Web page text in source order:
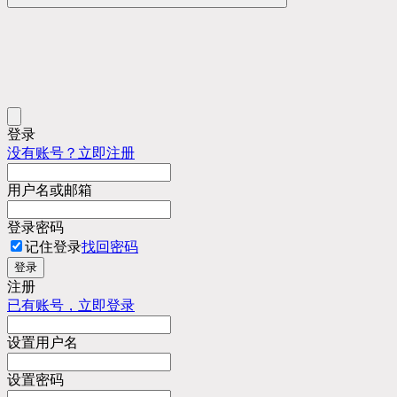
登录
没有账号？立即注册
用户名或邮箱
登录密码
记住登录找回密码
登录
注册
已有账号，立即登录
设置用户名
设置密码